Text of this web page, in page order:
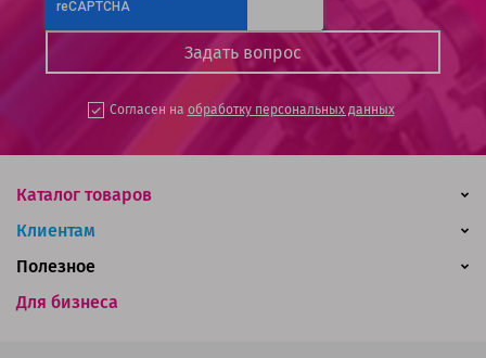
Согласен на обработку персональных данных
Каталог товаров
Клиентам
Для бизнеса
Полезное